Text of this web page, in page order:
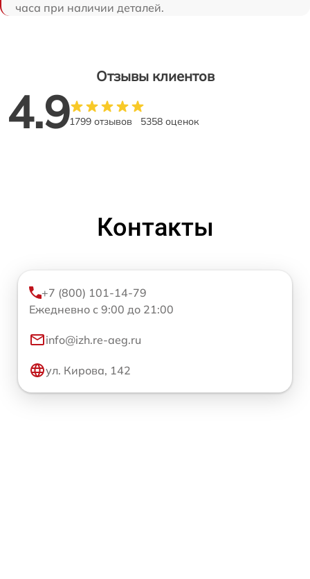
часа при наличии деталей.
Отзывы клиентов
4.91799 отзывов 5358 оценок
Контакты
+7 (800) 101-14-79
Ежедневно с 9:00 до 21:00
info@izh.re-aeg.ru
ул. Кирова, 142